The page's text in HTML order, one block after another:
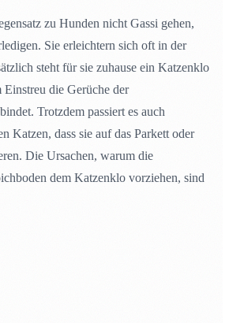
zu Hunden nicht Gassi gehen,
Sie erleichtern sich oft in der
steht für sie zuhause ein Katzenklo
Einstreu die Gerüche der
Trotzdem passiert es auch
Katzen, dass sie auf das Parkett oder
Die Ursachen, warum die
dem Katzenklo vorziehen, sind